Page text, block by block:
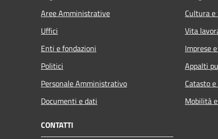
Aree Amministrative
Uffici
Enti e fondazioni
Politici
Personale Amministrativo
Documenti e dati
Cultura
Vita
Imprese
Appalti
Catasto
Mobilità
CONTATTI